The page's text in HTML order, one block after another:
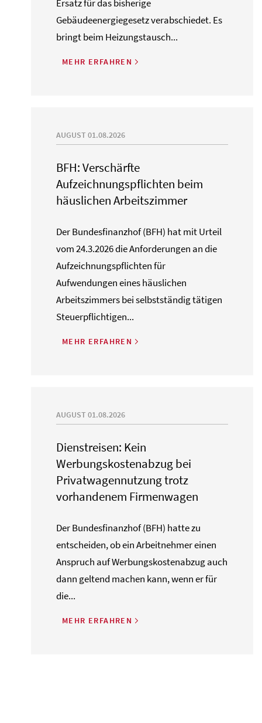
Ersatz für das bisherige
Gebäudeenergiegesetz verabschiedet. Es
bringt beim Heizungstausch...
MEHR ERFAHREN
AUGUST 01.08.2026
BFH: Verschärfte
Aufzeichnungspflichten beim
häuslichen Arbeitszimmer
Der Bundesfinanzhof (BFH) hat mit Urteil
vom 24.3.2026 die Anforderungen an die
Aufzeichnungspflichten für
Aufwendungen eines häuslichen
Arbeitszimmers bei selbstständig tätigen
Steuerpflichtigen...
MEHR ERFAHREN
AUGUST 01.08.2026
Dienstreisen: Kein
Werbungskostenabzug bei
Privatwagennutzung trotz
vorhandenem Firmenwagen
Der Bundesfinanzhof (BFH) hatte zu
entscheiden, ob ein Arbeitnehmer einen
Anspruch auf Werbungskostenabzug auch
dann geltend machen kann, wenn er für
die...
MEHR ERFAHREN